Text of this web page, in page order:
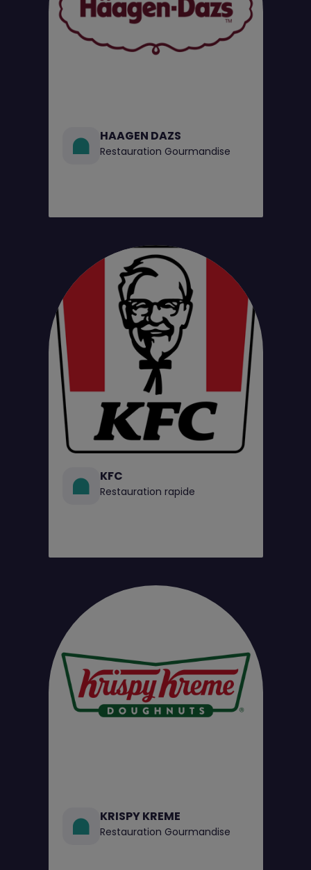
HAAGEN DAZS
Restauration Gourmandise
KFC
Restauration rapide
KRISPY KREME
Restauration Gourmandise